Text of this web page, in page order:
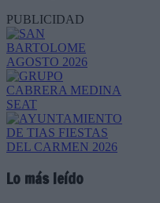
PUBLICIDAD
Lo más leído